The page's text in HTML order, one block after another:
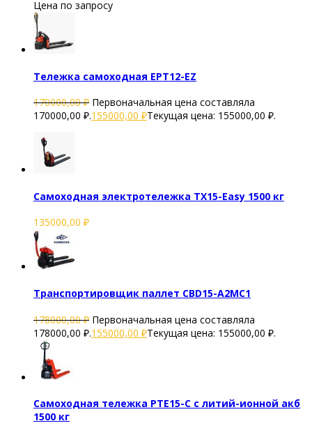
Цена по запросу
Тележка самоходная EPT12-EZ
170000,00₽ Первоначальная цена составляла
170000,00 ₽.155000,00 ₽Текущая цена: 155000,00 ₽.
Самоходная электротележка TX15-Easy 1500 кг
135000,00 ₽
Транспортировщик паллет CBD15-A2MC1
178000,00₽ Первоначальная цена составляла
178000,00 ₽.155000,00 ₽Текущая цена: 155000,00 ₽.
Самоходная тележка PTE15-C с литий-ионной акб
1500 кг